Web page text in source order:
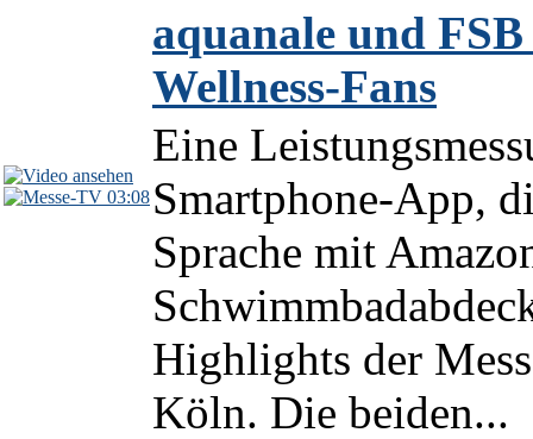
03:08
aquanale und
Wellness-Fans
Eine
Smartphone-App,
Sprache mit
Highlights der
Köln. Die beiden...